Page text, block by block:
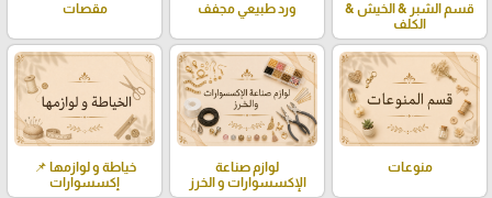
قسم الشبر & الخيش &
الكلف
ورد طبيعي مجفف مقصات
منوعات
لوازم صناعة
الإكسسوارات و الخرز
خياطة و لوازمها 📌
إكسسوارات